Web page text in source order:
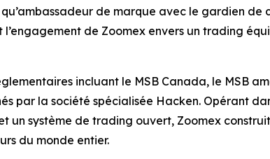
de marque avec le gardien de
de Zoomex envers un trading
incluant le MSB Canada, le MSB
par la société spécialisée Hacken. Opérant
système de trading ouvert, Zoomex
du monde entier.